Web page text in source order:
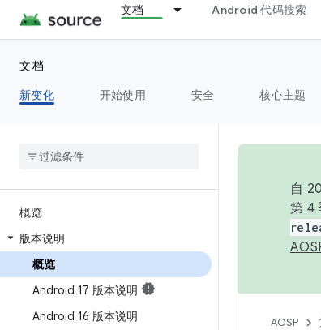
文档 Android 代码搜索
文档
新变化
开始使用 安全 核心主题
概览
版本说明
概览
Android 17 版本说明
Android 16 版本说明
自
第 4
AOSP